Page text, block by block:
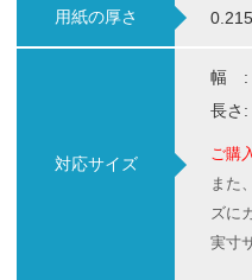
用紙の厚さ
対応サイズ
幅 :
長さ
ご購
また
ズに
実寸